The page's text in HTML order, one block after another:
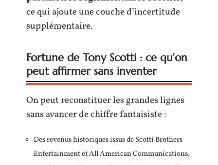
ce qui ajoute une couche d’incertitude
supplémentaire.
Fortune de Tony Scotti : ce qu’on
peut affirmer sans inventer
On peut reconstituer les grandes lignes
sans avancer de chiffre fantaisiste :
Des revenus historiques issus de Scotti Brothers
Entertainment et All American Communications,